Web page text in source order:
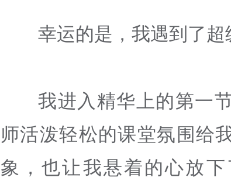
幸运的是，我遇到了
我进入精华上的第一
师活泼轻松的课堂氛围给
象，也让我悬着的心放